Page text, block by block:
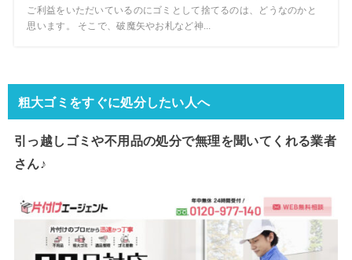
ご利益をいただいているのにゴミとして捨てるのは、どうなのかと
思います。 そこで、破魔矢やお札など神...
粗大ゴミをすぐに処分したい人へ
引っ越しゴミや不用品の処分で無理を聞いてくれる業者
さん♪